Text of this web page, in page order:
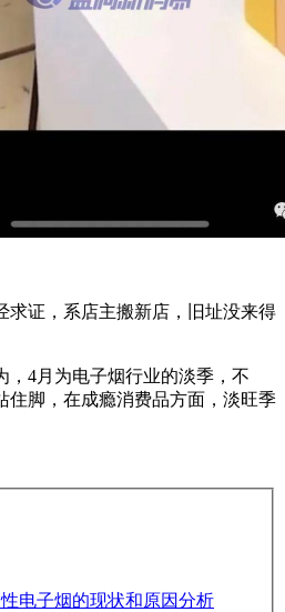
求证，系店主搬新店，旧址没来得
，4月为电子烟行业的淡季，不
住脚，在成瘾消费品方面，淡旺季
电子烟的现状和原因分析